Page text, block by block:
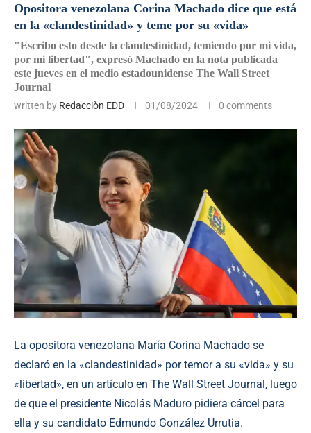
Opositora venezolana Corina Machado dice que está
en la «clandestinidad» y teme por su «vida»
"Escribo esto desde la clandestinidad, temiendo por mi vida,
por mi libertad", expresó Machado en la nota publicada
este jueves en el medio estadounidense The Wall Street
Journal
written by Redacciòn EDD 01/08/2024 0 comments
La opositora venezolana María Corina Machado se
declaró en la «clandestinidad» por temor a su «vida» y su
«libertad», en un artículo en The Wall Street Journal, luego
de que el presidente Nicolás Maduro pidiera cárcel para
ella y su candidato Edmundo González Urrutia.